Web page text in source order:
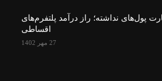
پول‌های نداشته؛ راز درآمد پلتفرم‌های
اقساطی
27 مهر 1402